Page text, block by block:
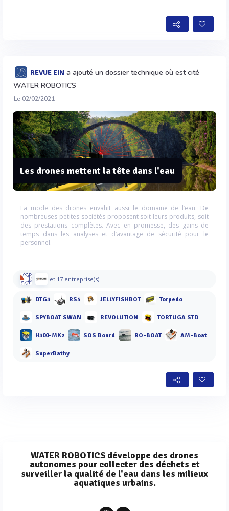
REVUE EIN a ajouté un dossier technique où est cité
WATER ROBOTICS
Le 02/02/2021
Les drones mettent la tête dans l'eau
La mode des drones envahit aussi le domaine de l’eau. De
nombreuses petites sociétés proposent soit leurs produits, soit
des prestations complètes. Avec en promesse, des gains de
temps dans les analyses et d’avantage de sécurité pour le
personnel.
et 17 entreprise(s)
DTG3 RS5 JELLYFISHBOT Torpedo
SPYBOAT SWAN REVOLUTION TORTUGA STD
H300-MK2 SOS Board RO-BOAT AM-Boat
SuperBathy
WATER ROBOTICS développe des drones
autonomes pour collecter des déchets et
surveiller la qualité de l'eau dans les milieux
aquatiques urbains.